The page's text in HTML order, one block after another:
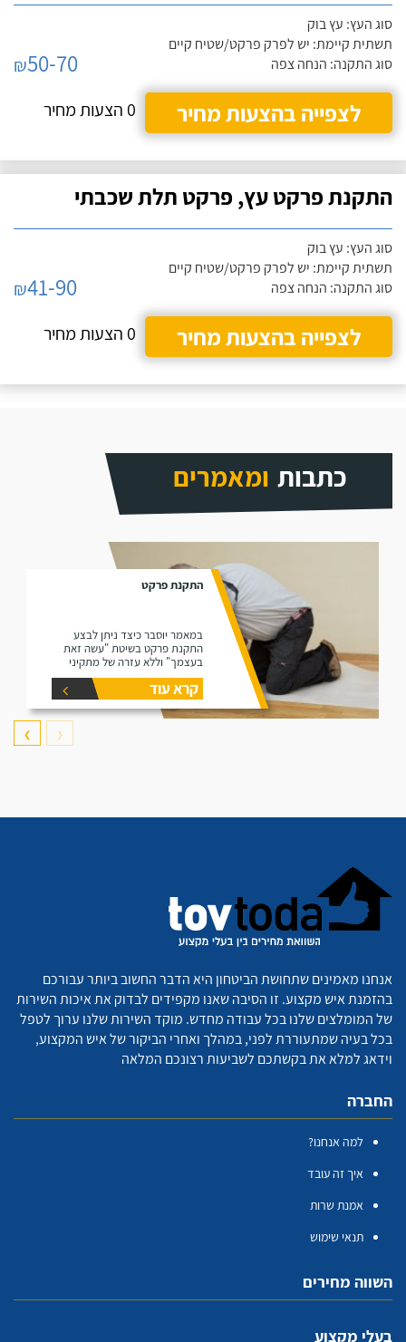
סוג העץ: עץ בוק
תשתית קיימת: יש לפרק פרקט/שטיח קיים
סוג התקנה: הנחה צפה
₪50-70
לצפייה בהצעות מחיר
0 הצעות מחיר
התקנת פרקט עץ, פרקט תלת שכבתי
סוג העץ: עץ בוק
תשתית קיימת: יש לפרק פרקט/שטיח קיים
סוג התקנה: הנחה צפה
₪41-90
לצפייה בהצעות מחיר
0 הצעות מחיר
כתבות ומאמרים
התקנת פרקט
במאמר יוסבר כיצד ניתן לבצע
התקנת פרקט בשיטת "עשה זאת
בעצמך" וללא עזרה של מתקיני
פרקטים.
קרא עוד
❮
❯
אנחנו מאמינים שתחושת הביטחון היא הדבר החשוב ביותר עבורכם
בהזמנת איש מקצוע. זו הסיבה שאנו מקפידים לבדוק את איכות השירות
של המומלצים שלנו בכל עבודה מחדש. מוקד השירות שלנו ערוך לטפל
בכל בעיה שמתעוררת לפני, במהלך ואחרי הביקור של איש המקצוע,
וידאג למלא את בקשתכם לשביעות רצונכם המלאה
החברה
למה אנחנו?
איך זה עובד
אמנת שרות
תנאי שימוש
השווה מחירים
בעלי מקצוע